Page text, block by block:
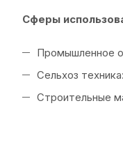
Сферы
Промышленное
Сельхоз
Строительные